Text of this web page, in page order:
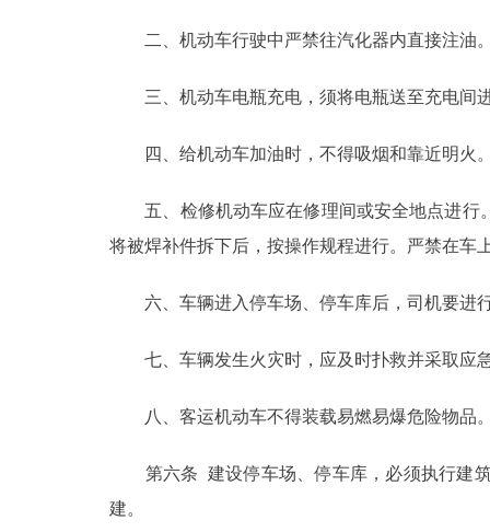
二、机动车行驶中严禁往汽化器内直接注油
三、机动车电瓶充电，须将电瓶送至充电间
四、给机动车加油时，不得吸烟和靠近明火
五、检修机动车应在修理间或安全地点进行
将被焊补件拆下后，按操作规程进行。严禁在车
六、车辆进入停车场、停车库后，司机要进
七、车辆发生火灾时，应及时扑救并采取应
八、客运机动车不得装载易燃易爆危险物品
第六条 建设停车场、停车库，必须执行建筑
建。